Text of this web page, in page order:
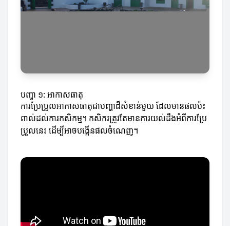
បញ្ហា ១: អាកាសធាតុ
ការប្រែប្រួលអាកាសធាតុជាបញ្ហាដ៏សំខាន់មួយ ដែលមានផលប៉ះ
ពាល់ដល់ការកសិកម្ម។ កសិករត្រូវតែមានការយល់ដឹងអំពីការប្រែ
ប្រួលនេះ ដើម្បីអាចបង្កើនផលចំណេញ។